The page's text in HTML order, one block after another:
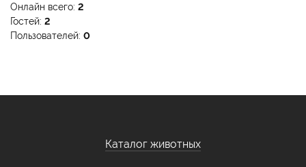
Онлайн всего: 2
Гостей: 2
Пользователей: 0
Каталог животных